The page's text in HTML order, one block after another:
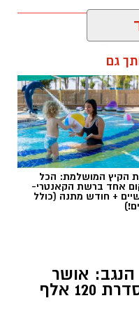
גם
הקיץ המושלמת: הכל
אחד ברשת הקאנטרי-
+ חודש מתנה (כולל
אושר
המתווה ההיסטורי להסדרת 120 אלף